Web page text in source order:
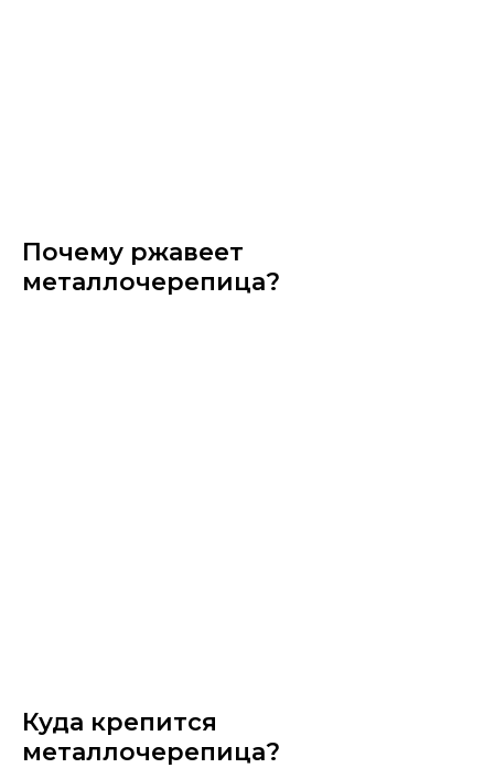
Почему ржавеет
металлочерепица?
Куда крепится
металлочерепица?